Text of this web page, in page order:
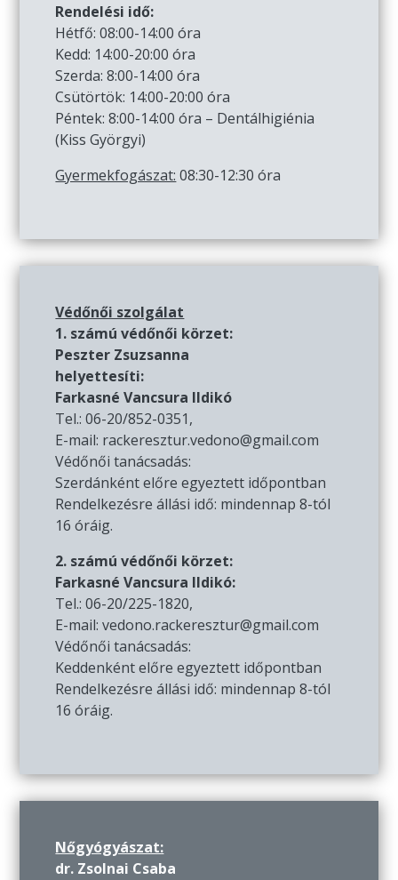
Rendelési idő:
Hétfő: 08:00-14:00 óra
Kedd: 14:00-20:00 óra
Szerda: 8:00-14:00 óra
Csütörtök: 14:00-20:00 óra
Péntek: 8:00-14:00 óra – Dentálhigiénia
(Kiss Györgyi)
Gyermekfogászat: 08:30-12:30 óra
Védőnői szolgálat
1. számú védőnői körzet:
Peszter Zsuzsanna
helyettesíti:
Farkasné Vancsura Ildikó
Tel.: 06-20/852-0351,
E-mail: rackeresztur.vedono@gmail.com
Védőnői tanácsadás:
Szerdánként előre egyeztett időpontban
Rendelkezésre állási idő: mindennap 8-tól
16 óráig.
2. számú védőnői körzet:
Farkasné Vancsura Ildikó:
Tel.: 06-20/225-1820,
E-mail: vedono.rackeresztur@gmail.com
Védőnői tanácsadás:
Keddenként előre egyeztett időpontban
Rendelkezésre állási idő: mindennap 8-tól
16 óráig.
Nőgyógyászat:
dr. Zsolnai Csaba